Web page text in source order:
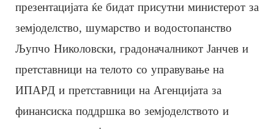
презентацијата ќе бидат присутни министерот за
земјоделство, шумарство и водостопанство
Љупчо Николовски, градоначалникот Јанчев и
претставници на телото со управување на
ИПАРД и претставници на Агенцијата за
финансиска поддршка во земјоделството и